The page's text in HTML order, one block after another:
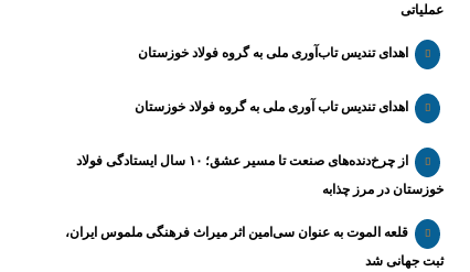
عملیاتی
اهدای تندیس تاب‌آوری ملی به گروه فولاد خوزستان
اهدای تندیس تاب آوری ملی به گروه فولاد خوزستان
از چرخ‌دنده‌های صنعت تا مسیر عشق؛ ۱۰ سال ایستادگی فولاد
خوزستان در مرز چذابه
قلعه الموت به عنوان سی‌امین اثر میراث‌ فرهنگی ملموس ایران،
ثبت جهانی شد